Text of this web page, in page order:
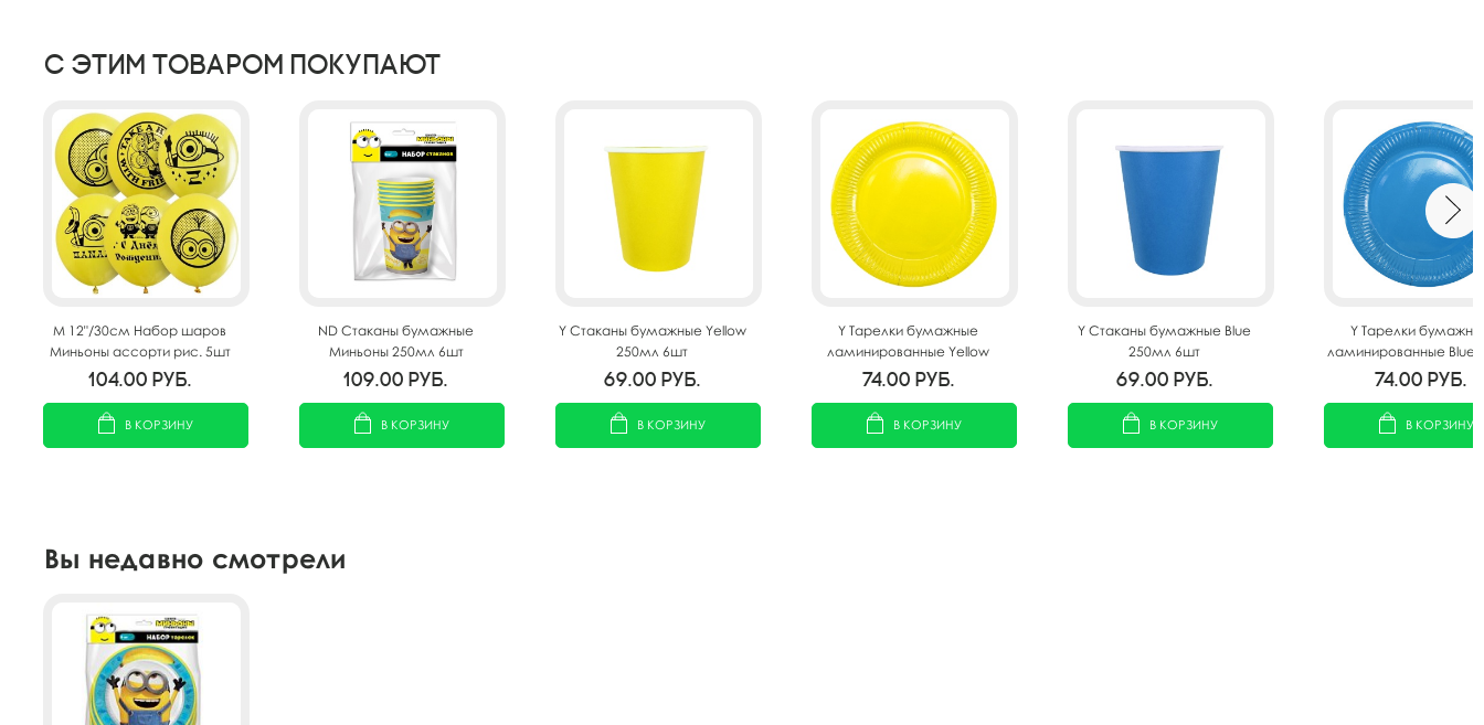
С этим товаром покупают
M 12"/30см Набор шаров
Миньоны ассорти рис. 5шт
104.00 руб.
В КОРЗИНУ
ND Стаканы бумажные
Миньоны 250мл 6шт
109.00 руб.
В КОРЗИНУ
Y Стаканы бумажные Yellow
250мл 6шт
69.00 руб.
В КОРЗИНУ
Y Тарелки бумажные
ламинированные Yellow
18см 6шт
74.00 руб.
В КОРЗИНУ
Y Стаканы бумажные Blue
250мл 6шт
69.00 руб.
В КОРЗИНУ
Y Тарелки
ламинированные Blue
6шт
74.00 руб.
В КОРЗИНУ
Вы недавно смотрели